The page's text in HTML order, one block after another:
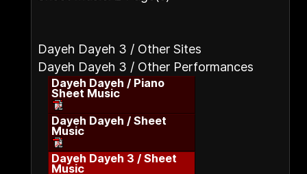
Dayeh Dayeh 3 / Other Sites
Dayeh Dayeh 3 / Other Performances
Dayeh Dayeh / Piano
Sheet Music
Dayeh Dayeh / Sheet
Music
Dayeh Dayeh 3 / Sheet
Music